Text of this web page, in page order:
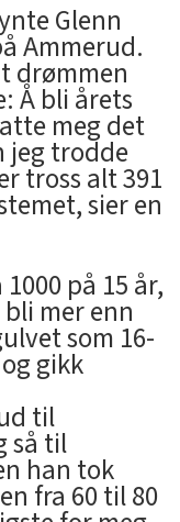
Glenn
Ammerud.
drømmen
Å bli årets
meg det
jeg trodde
tross alt 391
sier en
på 15 år,
mer enn
som 16-
gikk
til
så til
han tok
fra 60 til 80